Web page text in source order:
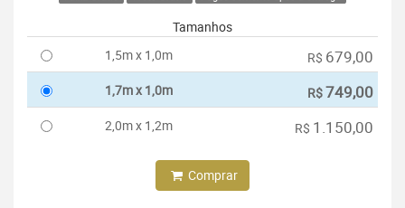
Tamanhos
1,5m x 1,0m
R$ 679,00
1,7m x 1,0m R$749,00
2,0m x 1,2m R$ 1.150,00
Comprar